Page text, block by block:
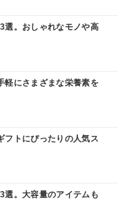
選。おしゃれなモノや高
軽にさまざまな栄養素を
フトにぴったりの人気ス
選。大容量のアイテムも